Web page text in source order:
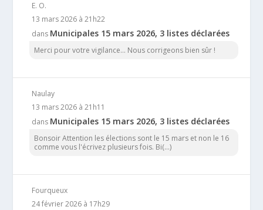
E. O.
13 mars 2026 à 21h22
dans Municipales 15 mars 2026, 3 listes déclarées
Merci pour votre vigilance... Nous corrigeons bien sûr !
Naulay
13 mars 2026 à 21h11
dans Municipales 15 mars 2026, 3 listes déclarées
Bonsoir Attention les élections sont le 15 mars et non le 16
comme vous l'écrivez plusieurs fois. Bi(...)
Fourqueux
24 février 2026 à 17h29